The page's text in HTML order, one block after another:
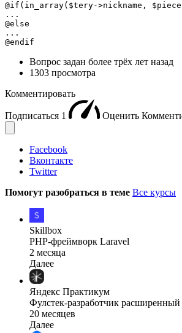
@if(in_array($tery->nickname,
...
@else
...
@endif
Вопрос задан более трёх лет назад
1303 просмотра
Комментировать
Подписаться 1 Оценить
Facebook
Вконтакте
Twitter
Помогут разобраться в теме Все курсы
Skillbox
PHP-фреймворк Laravel
2 месяца
Далее
Яндекс Практикум
Фулстек-разработчик расширенный
20 месяцев
Далее